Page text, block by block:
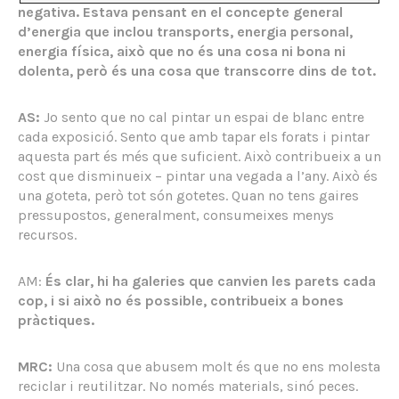
negativa. Estava pensant en el concepte general
d’energia que inclou transports, energia personal,
energia física, això que no és una cosa ni bona ni
dolenta, però és una cosa que transcorre dins de tot.
AS: Jo sento que no cal pintar un espai de blanc entre
cada exposició. Sento que amb tapar els forats i pintar
aquesta part és més que suficient. Això contribueix a un
cost que disminueix – pintar una vegada a l’any. Això és
una goteta, però tot són gotetes. Quan no tens gaires
pressupostos, generalment, consumeixes menys
recursos.
AM: És clar, hi ha galeries que canvien les parets cada
cop, i si això no és possible, contribueix a bones
pràctiques.
MRC: Una cosa que abusem molt és que no ens molesta
reciclar i reutilitzar. No només materials, sinó peces.